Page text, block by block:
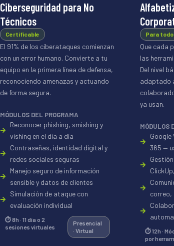
Ciberseguridad para No
Técnicos
Certificable
El 91% de los ciberataques comienzan
con un error humano. Convierte a tu
equipo en la primera línea de defensa,
reconociendo amenazas y actuando
de forma segura.
MÓDULOS DEL PROGRAMA
Reconocer phishing, smishing y
vishing en el dia a día
Contraseñas, identidad digital y
redes sociales seguras
Manejo seguro de información
sensible y datos de clientes
Simulación de ataque con
evaluación individual
⏱ 8h · 11 día o 2
sesiones virtuales
Presencial
· Virtual
Para
Que cada
las
Del nivel
adaptado
ya usan.
MÓDULOS
Google
365 —
correo,
⏱ 12h ·
por